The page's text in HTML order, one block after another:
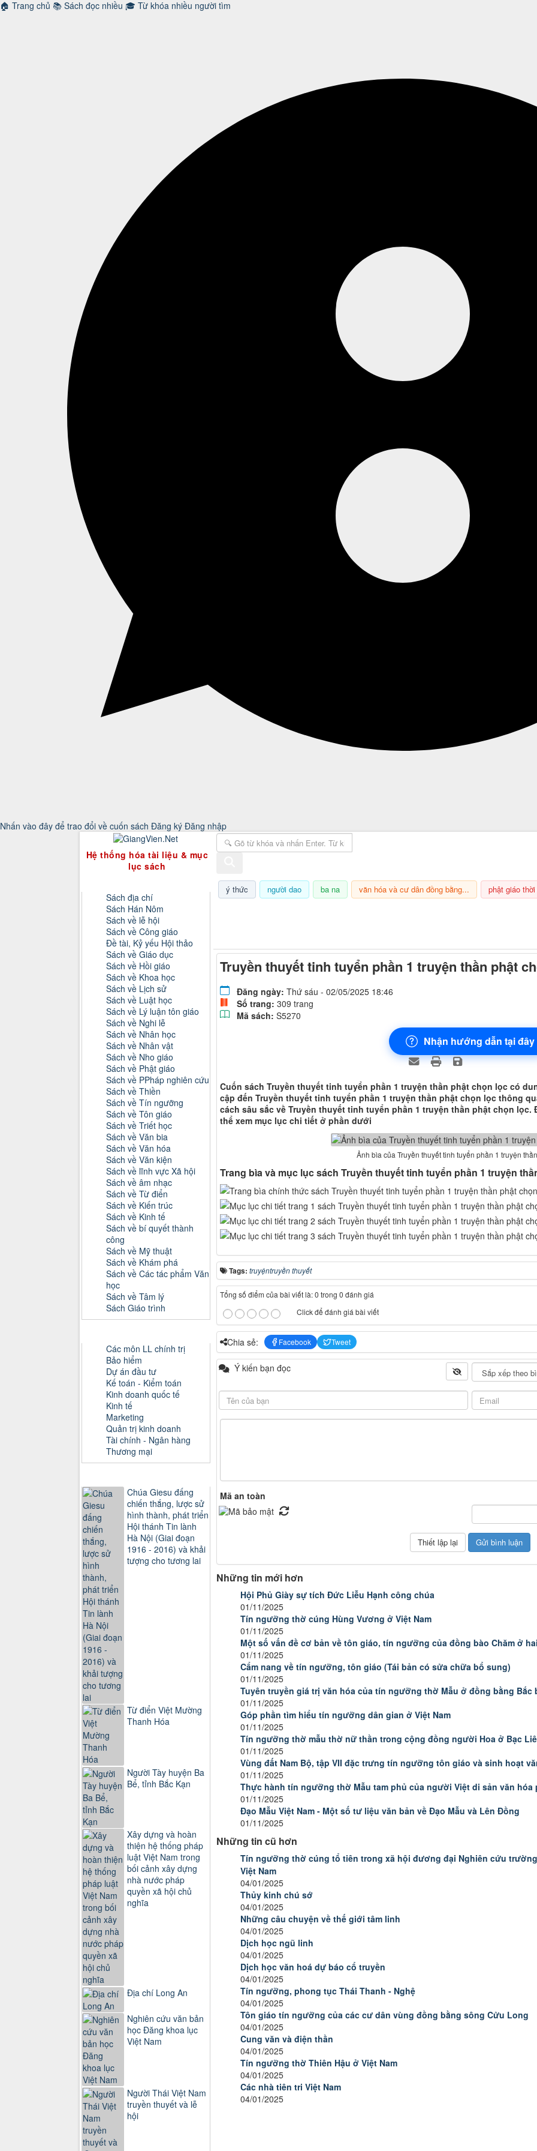
🏠 Trang chủ 📚 Sách đọc nhiều 🎓 Từ khóa nhiều người tìm
Nhấn vào đây để trao đổi về cuốn sách Đăng ký Đăng nhập
ý thức người dao ba na văn hóa và cư dân đồng bằng... phật giáo
Truyền thuyết tinh tuyển phần 1 truyện thần phật
Đăng ngày: Thứ sáu - 02/05/2025 18:46
Số trang: 309 trang
Mã sách: S5270
Nhận hướng dẫn tại đây
Cuốn sách Truyền thuyết tinh tuyển phần 1 truyện thần phật chọn lọc có
cập đến Truyền thuyết tinh tuyển phần 1 truyện thần phật chọn lọc thông
cách sâu sắc về Truyền thuyết tinh tuyển phần 1 truyện thần phật chọn
thể xem mục lục chi tiết ở phần dưới
Ảnh bìa của Truyền thuyết tinh tuyển phần 1 truyện
Trang bìa và mục lục sách Truyền thuyết tinh tuyển phần 1 truyện
Tags: truyệntruyền thuyết
Tổng số điểm của bài viết là: 0 trong 0 đánh giá
Click để đánh giá bài viết
Chia sẻ: Facebook Tweet
Ý kiến bạn đọc
Mã an toàn
Những tin mới hơn
Hội Phủ Giày sự tích Đức Liễu Hạnh công chúa
01/11/2025
Tín ngưỡng thờ cúng Hùng Vương ở Việt Nam
01/11/2025
Một số vấn đề cơ bản về tôn giáo, tín ngưỡng của đồng bào Chăm ở
01/11/2025
Cẩm nang về tín ngưỡng, tôn giáo (Tái bản có sửa chữa bổ sung)
01/11/2025
Tuyên truyền giá trị văn hóa của tín ngưỡng thờ Mẫu ở đồng bằng Bắc
01/11/2025
Góp phần tìm hiểu tín ngưỡng dân gian ở Việt Nam
01/11/2025
Tín ngưỡng thờ mẫu thờ nữ thần trong cộng đồng người Hoa ở Bạc
01/11/2025
Vùng đất Nam Bộ, tập VII đặc trưng tín ngưỡng tôn giáo và sinh hoạt
01/11/2025
Thực hành tín ngưỡng thờ Mẫu tam phủ của người Việt di sản văn hóa
01/11/2025
Đạo Mẫu Việt Nam - Một số tư liệu văn bản về Đạo Mẫu và Lên Đồng
01/11/2025
Những tin cũ hơn
Tín ngưỡng thờ cúng tổ tiên trong xã hội đương đại Nghiên cứu
Việt Nam
04/01/2025
Thủy kinh chú sớ
04/01/2025
Những câu chuyện về thế giới tâm linh
04/01/2025
Dịch học ngũ linh
04/01/2025
Dịch học văn hoá dự báo cổ truyền
04/01/2025
Tín ngưỡng, phong tục Thái Thanh - Nghệ
04/01/2025
Tôn giáo tín ngưỡng của các cư dân vùng đồng bằng sông Cửu Long
04/01/2025
Cung văn và điện thần
04/01/2025
Tín ngưỡng thờ Thiên Hậu ở Việt Nam
04/01/2025
Các nhà tiên tri Việt Nam
04/01/2025
GiangVien.Net - Hệ thống hóa tài liệu & mục lục sách
Hệ thống hóa tài liệu & mục
lục sách
Sách địa chí
Sách Hán Nôm
Sách về lễ hội
Sách về Công giáo
Đề tài, Kỷ yếu Hội thảo
Sách về Giáo dục
Sách về Hồi giáo
Sách về Khoa học
Sách về Lịch sử
Sách về Luật học
Sách về Lý luận tôn giáo
Sách về Nghi lễ
Sách về Nhân học
Sách về Nhân vật
Sách về Nho giáo
Sách về Phật giáo
Sách về PPháp nghiên cứu
Sách về Thiền
Sách về Tín ngưỡng
Sách về Tôn giáo
Sách về Triết học
Sách về Văn bia
Sách về Văn hóa
Sách về Văn kiện
Sách về lĩnh vực Xã hội
Sách về âm nhạc
Sách về Từ điển
Sách về Kiến trúc
Sách về Kinh tế
Sách về bí quyết thành
công
Sách về Mỹ thuật
Sách về Khám phá
Sách về Các tác phẩm Văn
học
Sách về Tâm lý
Sách Giáo trình
Các môn LL chính trị
Bảo hiểm
Dự án đầu tư
Kế toán - Kiểm toán
Kinh doanh quốc tế
Kinh tế
Marketing
Quản trị kinh doanh
Tài chính - Ngân hàng
Thương mại
Chúa Giesu đấng
chiến thắng, lược sử
hình thành, phát triển
Hội thánh Tin lành
Hà Nội (Giai đoạn
1916 - 2016) và khải
tượng cho tương lai
Từ điển Việt Mường
Thanh Hóa
Người Tày huyện Ba
Bể, tỉnh Bắc Kạn
Xây dựng và hoàn
thiện hệ thống pháp
luật Việt Nam trong
bối cảnh xây dựng
nhà nước pháp
quyền xã hội chủ
nghĩa
Địa chí Long An
Nghiên cứu văn bản
học Đăng khoa lục
Việt Nam
Người Thái Việt Nam
truyền thuyết và lễ
hội